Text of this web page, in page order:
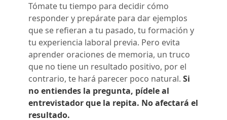
Tómate tu tiempo para decidir cómo
responder y prepárate para dar ejemplos
que se refieran a tu pasado, tu formación y
tu experiencia laboral previa. Pero evita
aprender oraciones de memoria, un truco
que no tiene un resultado positivo, por el
contrario, te hará parecer poco natural. Si
no entiendes la pregunta, pídele al
entrevistador que la repita. No afectará el
resultado.